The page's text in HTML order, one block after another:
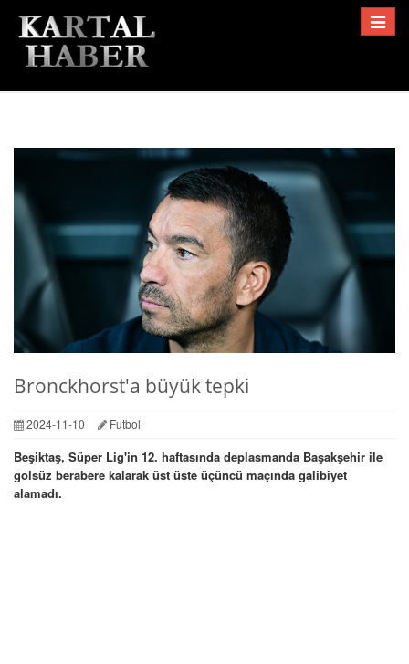
Toggle
Bronckhorst'a büyük tepki
2024-11-10 Futbol
Beşiktaş, Süper Lig'in 12. haftasında deplasmanda Başakşehir ile
golsüz berabere kalarak üst üste üçüncü maçında galibiyet
alamadı.